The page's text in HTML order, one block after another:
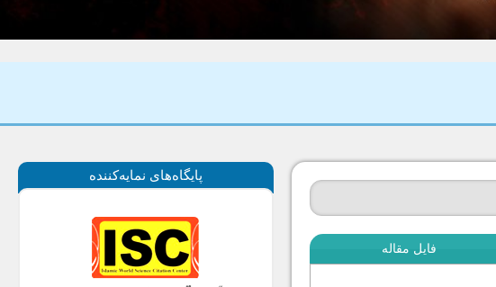
فایل مقاله
پايگاه‌های نمايه‌كننده